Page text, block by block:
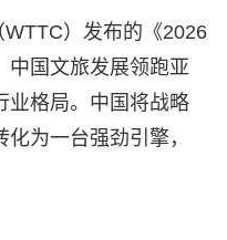
）发布的《2026
中国文旅发展领跑亚
业格局。中国将战略
为一台强劲引擎，